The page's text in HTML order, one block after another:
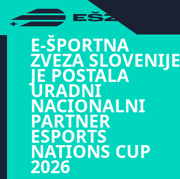
hihiiiiiiiiiii
E-ŠPORTNA
ZVEZA SLOVENIJE
JE POSTALA
URADNI
NACIONALNI
PARTNER
ESPORTS
NATIONS CUP
2026